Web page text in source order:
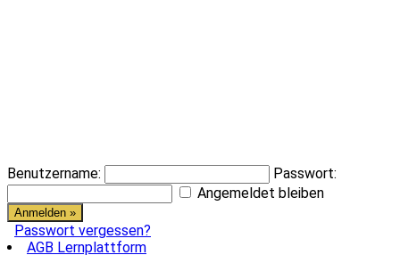
Benutzername:
Passwort:
Angemeldet bleiben
Passwort vergessen?
AGB Lernplattform